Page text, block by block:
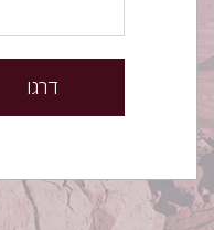
דרגו